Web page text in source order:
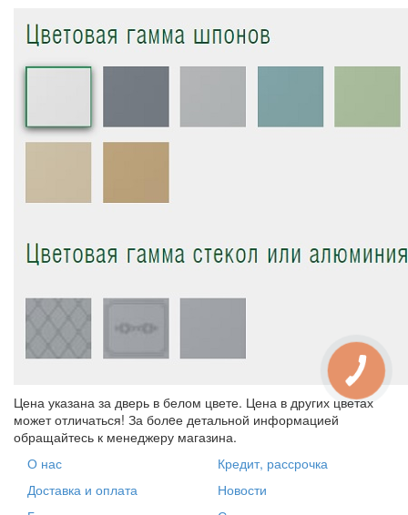
Цена указана за дверь в белом цвете. Цена в других цветах
может отличаться! За болeе детальной информацией
обращайтесь к менеджеру магазина.
О нас
Доставка и оплата
Кредит, рассрочка
Новости